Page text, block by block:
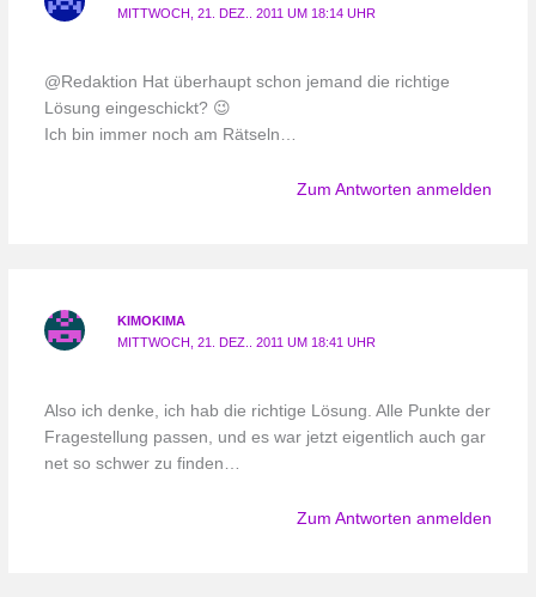
MITTWOCH, 21. DEZ.. 2011 UM 18:14 UHR
@Redaktion Hat überhaupt schon jemand die richtige
Lösung eingeschickt? 😉
Ich bin immer noch am Rätseln…
Zum Antworten anmelden
KIMOKIMA
MITTWOCH, 21. DEZ.. 2011 UM 18:41 UHR
Also ich denke, ich hab die richtige Lösung. Alle Punkte der
Fragestellung passen, und es war jetzt eigentlich auch gar
net so schwer zu finden…
Zum Antworten anmelden